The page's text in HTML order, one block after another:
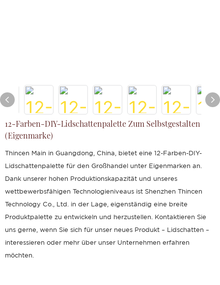
12-Farben-DIY-Lidschattenpalette Zum Selbstgestalten
(Eigenmarke)
Thincen Main in Guangdong, China, bietet eine 12-Farben-DIY-
Lidschattenpalette für den Großhandel unter Eigenmarken an.
Dank unserer hohen Produktionskapazität und unseres
wettbewerbsfähigen Technologieniveaus ist Shenzhen Thincen
Technology Co., Ltd. in der Lage, eigenständig eine breite
Produktpalette zu entwickeln und herzustellen. Kontaktieren Sie
uns gerne, wenn Sie sich für unser neues Produkt – Lidschatten –
interessieren oder mehr über unser Unternehmen erfahren
möchten.